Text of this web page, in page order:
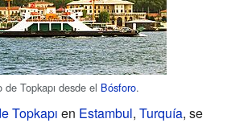
Topkapı desde el Bósforo.
Topkapı en Estambul, Turquía, se